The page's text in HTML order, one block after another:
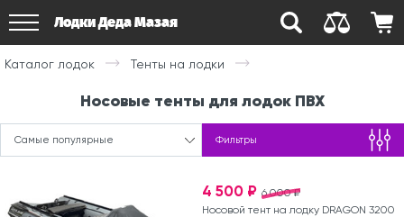
Лодки Деда Мазая
Каталог лодок Тенты на лодки
Носовые тенты для лодок ПВХ
Самые популярные Фильтры
6 000 ₽
4 500 ₽
Носовой тент на лодку DRAGON 3200